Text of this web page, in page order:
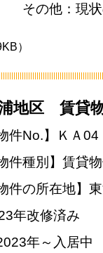
の他：現状の
）
地区 賃貸
件No.】ＫＡ04
件種別】賃貸
物件の所在地】
年改修済み
年～入居中